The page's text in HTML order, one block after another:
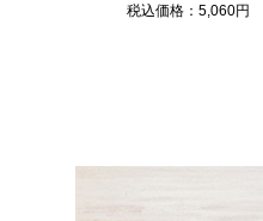
税込価格：5,060円